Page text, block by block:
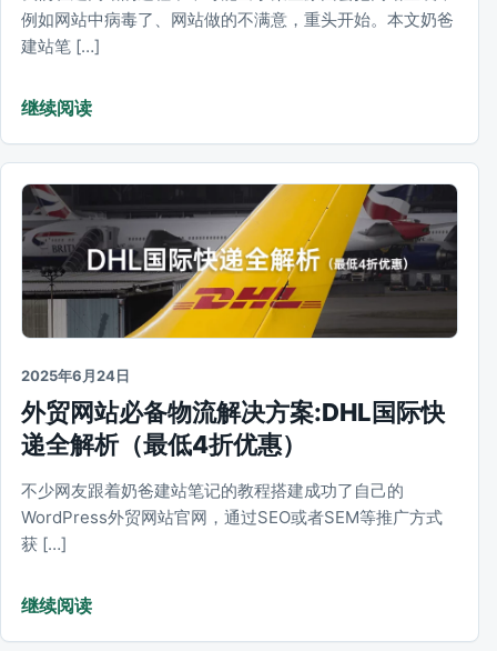
例如网站中病毒了、网站做的不满意，重头开始。本文奶爸
建站笔 […]
继续阅读
2025年6月24日
外贸网站必备物流解决方案:​DHL国际快
递全解析（最低4折优惠）
不少网友跟着奶爸建站笔记的教程搭建成功了自己的
WordPress外贸网站官网，通过SEO或者SEM等推广方式
获 […]
继续阅读